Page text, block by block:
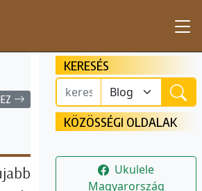
KERESÉS
KÖZÖSSÉGI OLDALAK
Ukulele
Magyarország